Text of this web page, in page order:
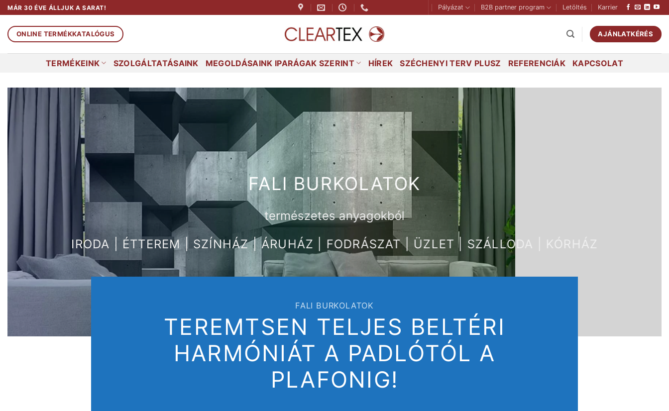
Skip
to
content
MÁR 30 ÉVE ÁLLJUK A SARAT! Pályázat B2B partner program Letöltés Karrier
ONLINE TERMÉKKATALÓGUS AJÁNLATKÉRÉS
TERMÉKEINK SZOLGÁLTATÁSAINK MEGOLDÁSAINK IPARÁGAK SZERINT HÍREK SZÉCHENYI TERV PLUSZ REFERENCIÁK KAPCSOLAT
FALI BURKOLATOK
természetes anyagokból
IRODA | ÉTTEREM | SZÍNHÁZ | ÁRUHÁZ | FODRÁSZAT | ÜZLET | SZÁLLODA | KÓRHÁZ
FALI BURKOLATOK
TEREMTSEN TELJES BELTÉRI
HARMÓNIÁT A PADLÓTÓL A
PLAFONIG!